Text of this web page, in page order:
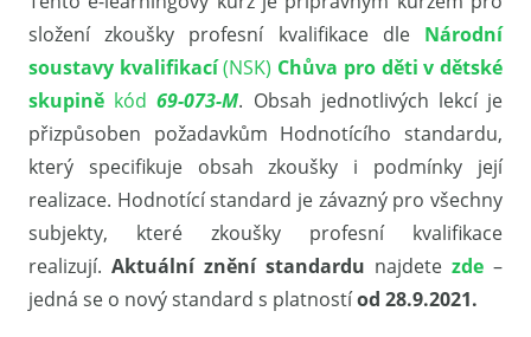
složení zkoušky profesní kvalifikace dle Národní
soustavy kvalifikací(NSK) Chůva pro děti v dětské
skupině kód 69-073-M. Obsah jednotlivých lekcí je
přizpůsoben požadavkům Hodnotícího standardu,
který specifikuje obsah zkoušky i podmínky její
realizace. Hodnotící standard je závazný pro všechny
subjekty, které zkoušky profesní kvalifikace
realizují. Aktuální znění standardu najdete zde –
jedná se o nový standard s platnostíod 28.9.2021.